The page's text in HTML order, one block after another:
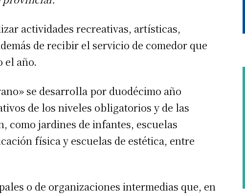
actividades recreativas, artísticas,
de recibir el servicio de comedor que
el año.
se desarrolla por duodécimo año
de los niveles obligatorios y de las
como jardines de infantes, escuelas
física y escuelas de estética, entre
o de organizaciones intermedias que, en